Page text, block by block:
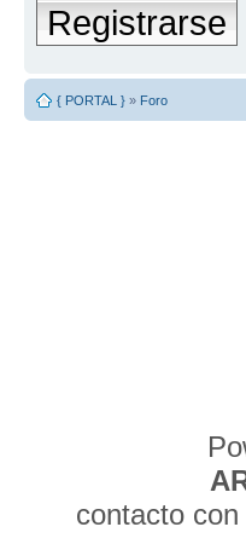
Registrarse
{ PORTAL } » Foro
contacto